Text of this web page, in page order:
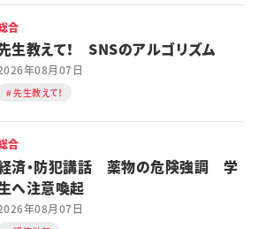
合
生教えて！ SNSのアルゴリズム
年08月07日
先生教えて！
合
済・防犯講話 薬物の危険強調 学
へ注意喚起
年08月07日